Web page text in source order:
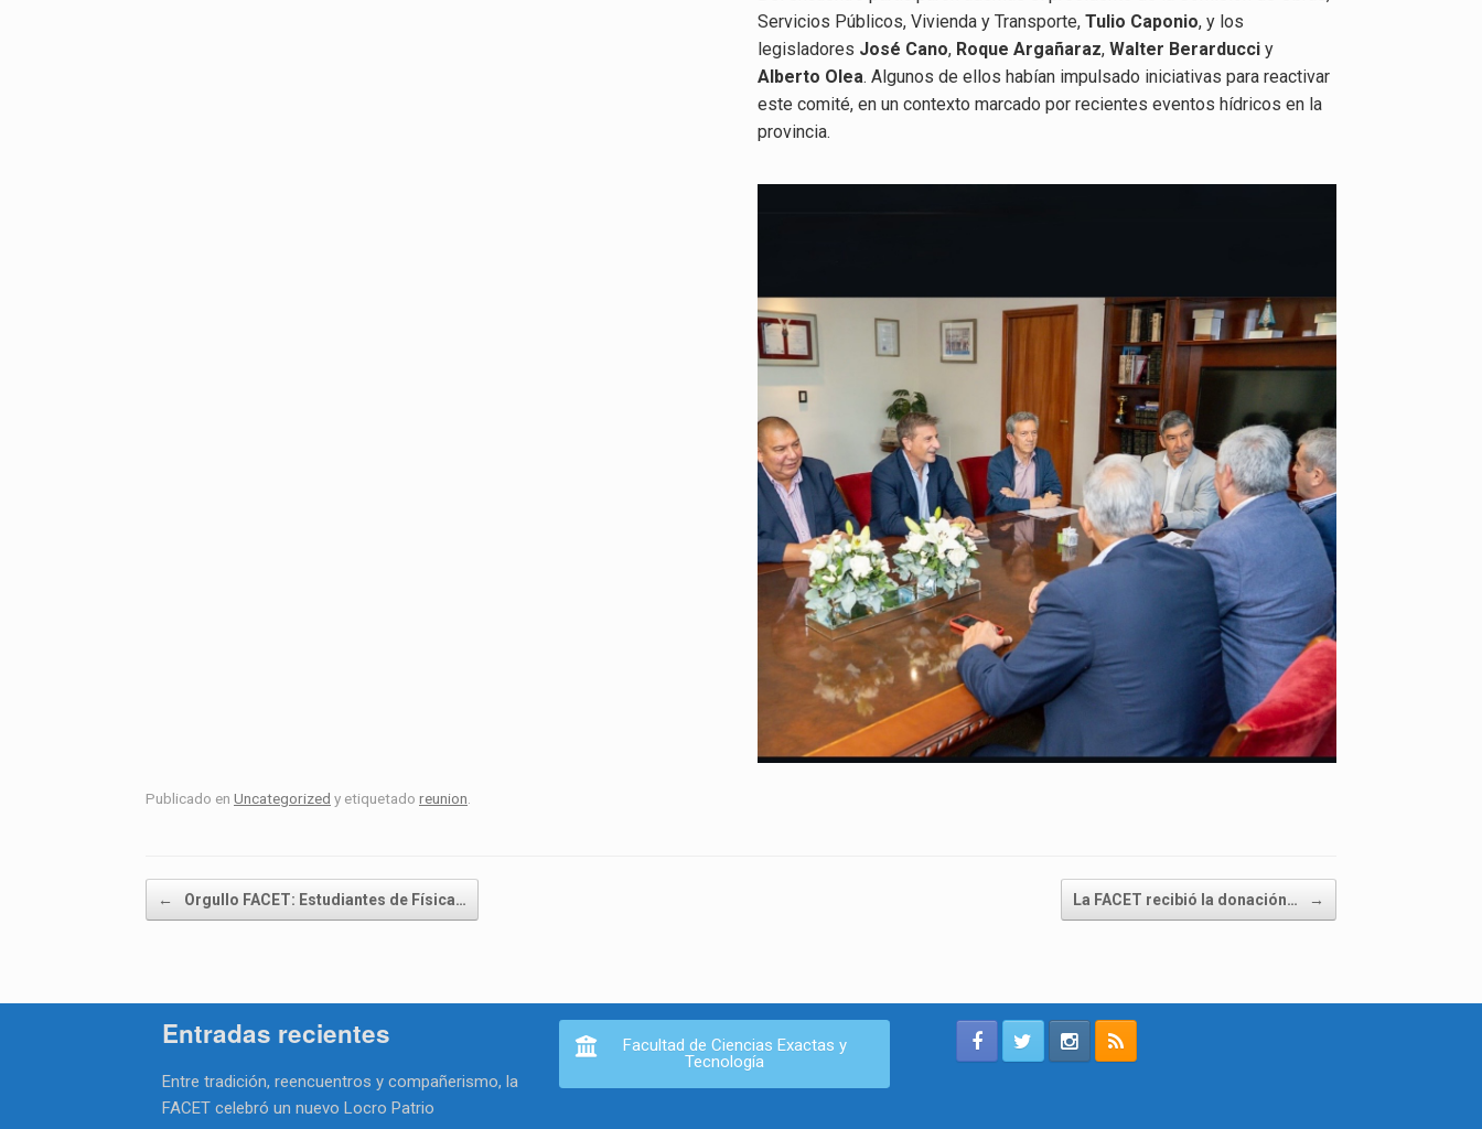
Servicios Públicos, Vivienda y Transporte, Tulio Caponio, y los
legisladores José Cano, Roque Argañaraz, Walter Berarducci y
Alberto Olea. Algunos de ellos habían impulsado iniciativas para reactivar
este comité, en un contexto marcado por recientes eventos hídricos en la
provincia.
Publicado en Uncategorized y etiquetado reunion.
Navegador de artículos
← Orgullo FACET: Estudiantes de Física… La FACET recibió la donación… →
Entradas recientes
Entre tradición, reencuentros y compañerismo, la
FACET celebró un nuevo Locro Patrio
Facultad de Ciencias Exactas y
Tecnología